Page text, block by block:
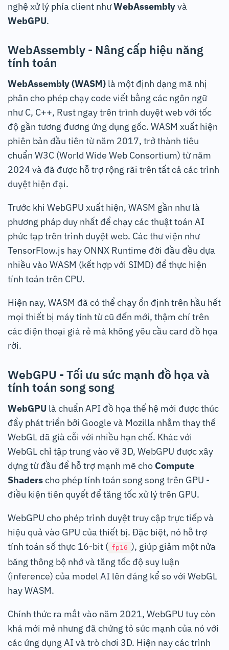
nghệ xử lý phía client nhưWebAssemblyvà
WebGPU.
WebAssembly - Nâng cấp hiệu năng
tính toán
WebAssembly(WASM) là một định dạng mã nhị
phân cho phép chạy code viết bằng các ngôn ngữ
như C, C++, Rust ngay trên trình duyệt web với tốc
độ gần tương đương ứng dụng gốc. WASM xuất hiện
phiên bản đầu tiên từ năm 2017, trở thành tiêu
chuẩn W3C (World Wide Web Consortium) từ năm
2024 và đã được hỗ trợ rộng rãi trên tất cả các trình
duyệt hiện đại.
Trước khi WebGPU xuất hiện, WASM gần như là
phương pháp duy nhất để chạy các thuật toán AI
phức tạp trên trình duyệt web. Các thư viện như
TensorFlow.js hay ONNX Runtime đời đầu đều dựa
nhiều vào WASM (kết hợp với SIMD) để thực hiện
tính toán trên CPU.
Hiện nay, WASM đã có thể chạy ổn định trên hầu hết
mọi thiết bị máy tính từ cũ đến mới, thậm chí trên
các điện thoại giá rẻ mà không yêu cầu card đồ họa
rời.
WebGPU - Tối ưu sức mạnh đồ họa và
tính toán song song
WebGPU là chuẩn API đồ họa thế hệ mới được thúc
đẩy phát triển bởi Google và Mozilla nhằm thay thế
WebGL đã già cỗi với nhiều hạn chế. Khác với
WebGL chỉ tập trung vào vẽ 3D, WebGPU được xây
dựng từ đầu để hỗ trợ mạnh mẽ cho Compute
Shaderscho phép tính toán song song trên GPU -
điều kiện tiên quyết để tăng tốc xử lý trên GPU.
WebGPU cho phép trình duyệt truy cập trực tiếp và
hiệu quả vào GPU của thiết bị. Đặc biệt, nó hỗ trợ
tính toán số thực 16-bit ( fp16 ), giúp giảm một nửa
băng thông bộ nhớ và tăng tốc độ suy luận
(inference) của model AI lên đáng kể so với WebGL
hay WASM.
Chính thức ra mắt vào năm 2021, WebGPU tuy còn
khá mới mẻ nhưng đã chứng tỏ sức mạnh của nó với
các ứng dụng AI và trò chơi 3D. Hiện nay các trình